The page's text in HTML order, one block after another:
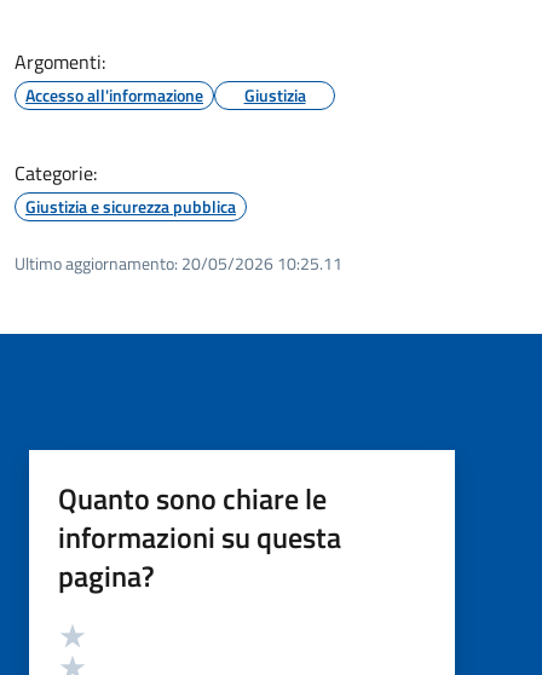
Argomenti:
Accesso all'informazione Giustizia
Categorie:
Giustizia e sicurezza pubblica
Ultimo aggiornamento: 20/05/2026 10:25.11
Quanto sono chiare le
informazioni su questa
pagina?
Valutazione